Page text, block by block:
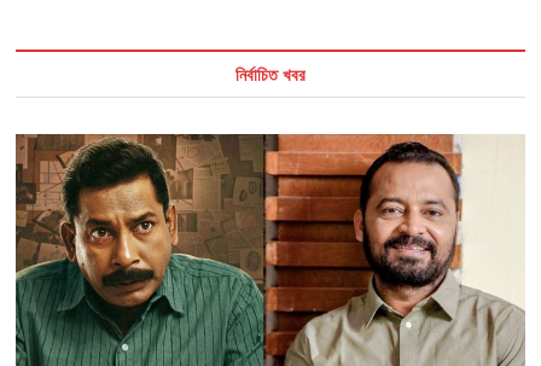
নির্বাচিত খবর